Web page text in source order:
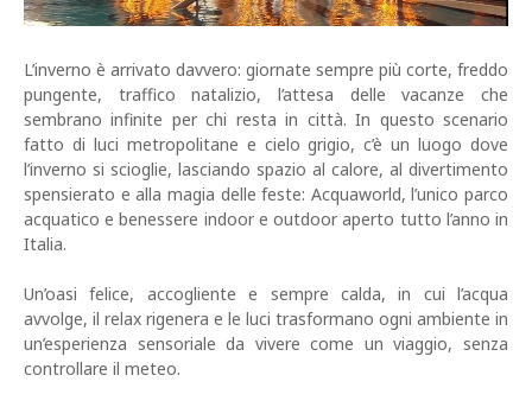
L’inverno è arrivato davvero: giornate sempre più corte, freddo
pungente, traffico natalizio, l’attesa delle vacanze che
sembrano infinite per chi resta in città. In questo scenario
fatto di luci metropolitane e cielo grigio, c’è un luogo dove
l’inverno si scioglie, lasciando spazio al calore, al divertimento
spensierato e alla magia delle feste: Acquaworld, l’unico parco
acquatico e benessere indoor e outdoor aperto tutto l’anno in
Italia.
Un’oasi felice, accogliente e sempre calda, in cui l’acqua
avvolge, il relax rigenera e le luci trasformano ogni ambiente in
un’esperienza sensoriale da vivere come un viaggio, senza
controllare il meteo.